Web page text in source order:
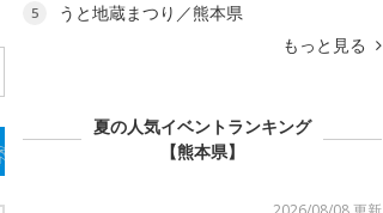
5
うと地蔵まつり／熊本県
もっと見る
夏の人気イベントランキング
【熊本県】